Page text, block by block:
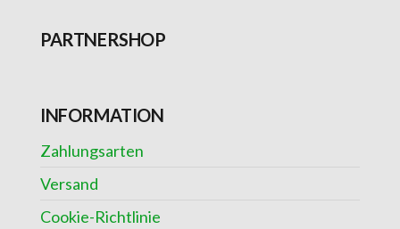
PARTNERSHOP
INFORMATION
Zahlungsarten
Versand
Cookie-Richtlinie